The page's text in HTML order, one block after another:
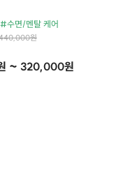
#수면/멘탈 케어
원
~ 320,000원